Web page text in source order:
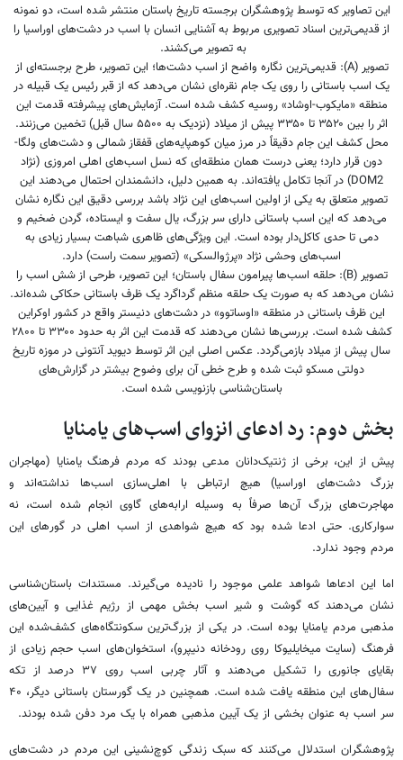
این تصاویر که توسط پژوهشگران برجسته تاریخ باستان منتشر شده است، دو نمونه
از قدیمی‌ترین اسناد تصویری مربوط به آشنایی انسان با اسب در دشت‌های اوراسیا را
به تصویر می‌کشند.
تصویر (A): قدیمی‌ترین نگاره واضح از اسب دشت‌ها؛ این تصویر، طرح برجسته‌ای از
یک اسب باستانی را روی یک جام نقره‌ای نشان می‌دهد که از قبر رئیس یک قبیله در
منطقه «مایکوب-اوشاد» روسیه کشف شده است. آزمایش‌های پیشرفته قدمت این
اثر را بین ۳۵۲۰ تا ۳۳۵۰ پیش از میلاد (نزدیک به ۵۵۰۰ سال قبل) تخمین می‌زنند.
محل کشف این جام دقیقاً در مرز میان کوهپایه‌های قفقاز شمالی و دشت‌های ولگا-
دون قرار دارد؛ یعنی درست همان منطقه‌ای که نسل اسب‌های اهلی امروزی (نژاد
DOM2) در آنجا تکامل یافته‌اند. به همین دلیل، دانشمندان احتمال می‌دهند این
تصویر متعلق به یکی از اولین اسب‌های این نژاد باشد بررسی دقیق این نگاره نشان
می‌دهد که این اسب باستانی دارای سر بزرگ، یال سفت و ایستاده، گردن ضخیم و
دمی تا حدی کاکل‌دار بوده است. این ویژگی‌های ظاهری شباهت بسیار زیادی به
اسب‌های وحشی نژاد «پرژوالسکی» (تصویر سمت راست) دارد.
تصویر (B): حلقه اسب‌ها پیرامون سفال باستان؛ این تصویر، طرحی از شش اسب را
نشان می‌دهد که به صورت یک حلقه منظم گرداگرد یک ظرف باستانی حکاکی شده‌اند.
این ظرف باستانی در منطقه «اوساتوو» در دشت‌های دنیستر واقع در کشور اوکراین
کشف شده است. بررسی‌ها نشان می‌دهند که قدمت این اثر به حدود ۳۳۰۰ تا ۲۸۰۰
سال پیش از میلاد بازمی‌گردد. عکس اصلی این اثر توسط دیوید آنتونی در موزه تاریخ
دولتی مسکو ثبت شده و طرح خطی آن برای وضوح بیشتر در گزارش‌های
باستان‌شناسی بازنویسی شده است.
بخش دوم: رد ادعای انزوای اسب‌های یامنایا
پیش از این، برخی از ژنتیک‌دانان مدعی بودند که مردم فرهنگ یامنایا (مهاجران
بزرگ دشت‌های اوراسیا) هیچ ارتباطی با اهلی‌سازی اسب‌ها نداشته‌اند و
مهاجرت‌های بزرگ آن‌ها صرفاً به وسیله ارابه‌های گاوی انجام شده است، نه
سوارکاری. حتی ادعا شده بود که هیچ شواهدی از اسب اهلی در گورهای این
مردم وجود ندارد.
اما این ادعاها شواهد علمی موجود را نادیده می‌گیرند. مستندات باستان‌شناسی
نشان می‌دهند که گوشت و شیر اسب بخش مهمی از رژیم غذایی و آیین‌های
مذهبی مردم یامنایا بوده است. در یکی از بزرگ‌ترین سکونتگاه‌های کشف‌شده این
فرهنگ (سایت میخایلیوکا روی رودخانه دنیپرو)، استخوان‌های اسب حجم زیادی از
بقایای جانوری را تشکیل می‌دهند و آثار چربی اسب روی ۳۷ درصد از تکه
سفال‌های این منطقه یافت شده است. همچنین در یک گورستان باستانی دیگر، ۴۰
سر اسب به عنوان بخشی از یک آیین مذهبی همراه با یک مرد دفن شده بودند.
پژوهشگران استدلال می‌کنند که سبک زندگی کوچ‌نشینی این مردم در دشت‌های